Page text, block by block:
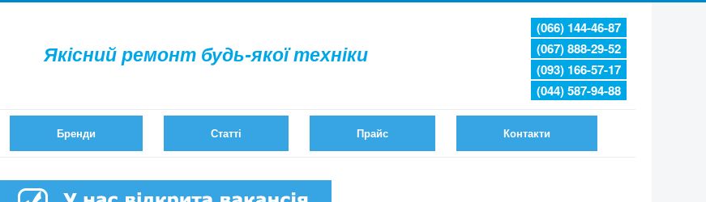
Якісний ремонт будь-якої техніки
(066) 144-46-87
(067) 888-29-52
(093) 166-57-17
(044) 587-94-88
Бренди Статті Прайс Контакти